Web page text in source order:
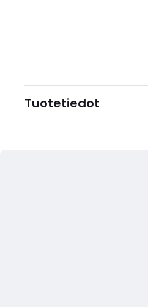
Tuotetiedot